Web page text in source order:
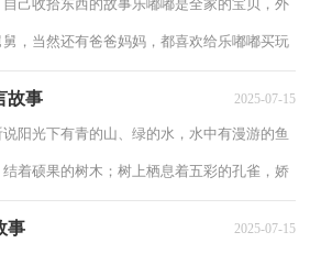
己收拾东西的故事乐嘟嘟是全家的宝贝，外
，当然还有爸爸妈妈，都喜欢给乐嘟嘟买玩
故事 2025-07-15
阳光下有青的山、绿的水，水中有漫游的鱼
着硕果的树木；树上栖息着五彩的孔雀，娇
事 2025-07-15